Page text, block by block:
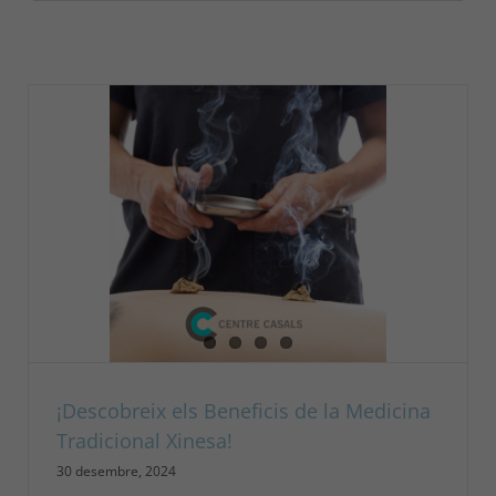
¡Descobreix els Beneficis de la Medicina
Tradicional Xinesa!
30 desembre, 2024